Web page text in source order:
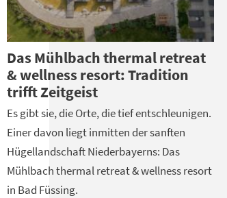
Das Mühlbach thermal retreat
& wellness resort: Tradition
trifft Zeitgeist
Es gibt sie, die Orte, die tief entschleunigen.
Einer davon liegt inmitten der sanften
Hügellandschaft Niederbayerns: Das
Mühlbach thermal retreat & wellness resort
in Bad Füssing.